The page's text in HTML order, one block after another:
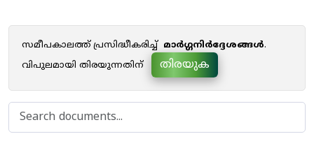
സമീപകാലത്ത് പ്രസിദ്ധീകരിച്ച് മാർഗ്ഗനിർദ്ദേശങ്ങൾ.
വിപുലമായി തിരയുന്നതിന്
തിരയുക